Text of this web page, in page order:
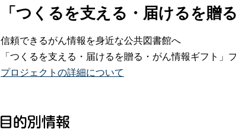
「つくるを支える・届けるを
信頼できるがん情報を身近な公共図書館へ
「つくるを支える・届けるを贈る・がん情報ギフト」
プロジェクトの詳細について